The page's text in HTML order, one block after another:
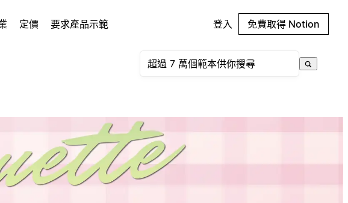
定價 要求產品示範 登入 免費取得 Notion